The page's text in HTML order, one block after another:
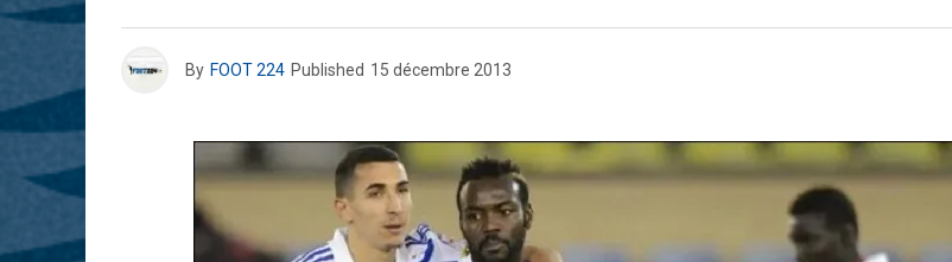
By FOOT 224 Published 15 décembre 2013